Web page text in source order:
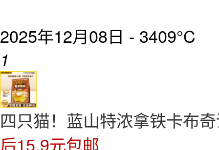
2025年12月08日 - 3409°C
1
四只猫！蓝山特浓拿铁卡布
后15.9元包邮